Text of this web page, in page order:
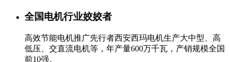
全国电机行业姣姣者
高效节能电机推广先行者西安西玛电机生产大中型、高
低压、交直流电机等，年产量600万千瓦，产销规模全国
前10强。